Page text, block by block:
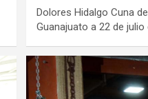
Dolores Hidalgo Cuna
Guanajuato a 22 de